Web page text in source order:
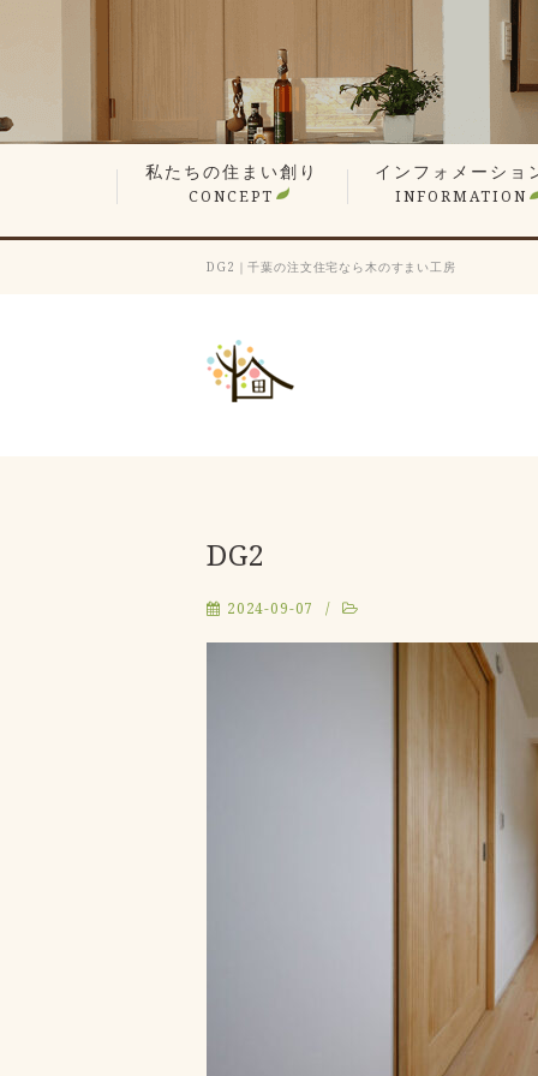
私たちの住まい創り
CONCEPT
無垢材や漆喰の自然素材
平屋でも最上の構造計算
現場検査で信頼の品質
想い叶えるデザイン・設計
暮らしを楽しむ、遊び心の家
性能が支える心地よさ
何世代も住み継ぐ木の家
価格へのこだわり
家づくりステップ
インフォメーショ
INFORMATION
見学会・イベント情
営業エリア
新着情報
スタッフ紹介
会長ブログ
社長ブログ
スタッフブログ
お客様の声
業者会「ふくろう会
プレスリリース
採用情報
DG2｜千葉の注文住宅なら木のすまい工房
DG2
2024-09-07